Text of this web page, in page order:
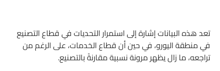
تعد هذه البيانات إشارة إلى استمرار التحديات في قطاع التصنيع
في منطقة اليورو، في حين أن قطاع الخدمات، على الرغم من
تراجعه، ما زال يظهر مرونة نسبية مقارنةً بالتصنيع.